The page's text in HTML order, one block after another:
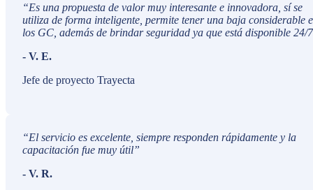
“Es una propuesta de valor muy interesante e innovadora, sí se
utiliza de forma inteligente, permite tener una baja considerable
los GC, además de brindar seguridad ya que está disponible 24/
- V. E.
Jefe de proyecto Trayecta
“El servicio es excelente, siempre responden rápidamente y la
capacitación fue muy útil”
- V. R.